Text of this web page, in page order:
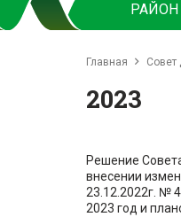
РАЙОН
Главная Совет
2023
Решение
внесении
23.12.2022г. №
2023 год и